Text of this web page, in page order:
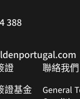
388
證
證基金
聯絡我們
General